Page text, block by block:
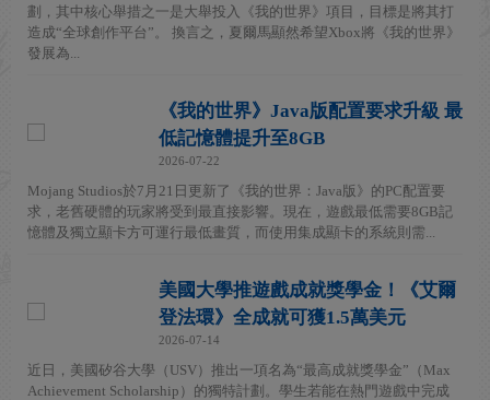
劃，其中核心舉措之一是大舉投入《我的世界》項目，目標是將其打
造成“全球創作平台”。 換言之，夏爾馬顯然希望Xbox將《我的世界》
發展為...
《我的世界》Java版配置要求升級 最
低記憶體提升至8GB
2026-07-22
Mojang Studios於7月21日更新了《我的世界：Java版》的PC配置要
求，老舊硬體的玩家將受到最直接影響。現在，遊戲最低需要8GB記
憶體及獨立顯卡方可運行最低畫質，而使用集成顯卡的系統則需...
美國大學推遊戲成就獎學金！《艾爾
登法環》全成就可獲1.5萬美元
2026-07-14
近日，美國矽谷大學（USV）推出一項名為“最高成就獎學金”（Max
Achievement Scholarship）的獨特計劃。學生若能在熱門遊戲中完成